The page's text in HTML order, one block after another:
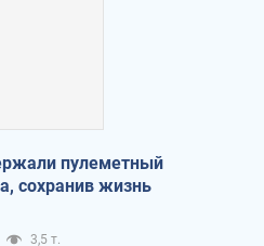
пулеметный
сохранив жизнь
3,5 т.